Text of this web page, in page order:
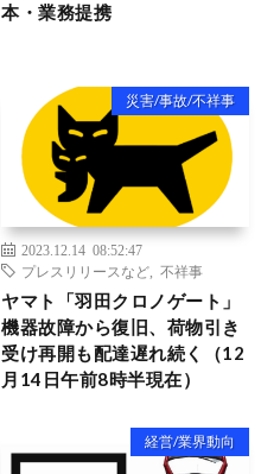
本・業務提携
災害/事故/不祥事
2023.12.14 08:52:47
プレスリリースなど
不祥事
ヤマト「羽田クロノゲート」
機器故障から復旧、荷物引き
受け再開も配達遅れ続く（12
月14日午前8時半現在）
経営/業界動向